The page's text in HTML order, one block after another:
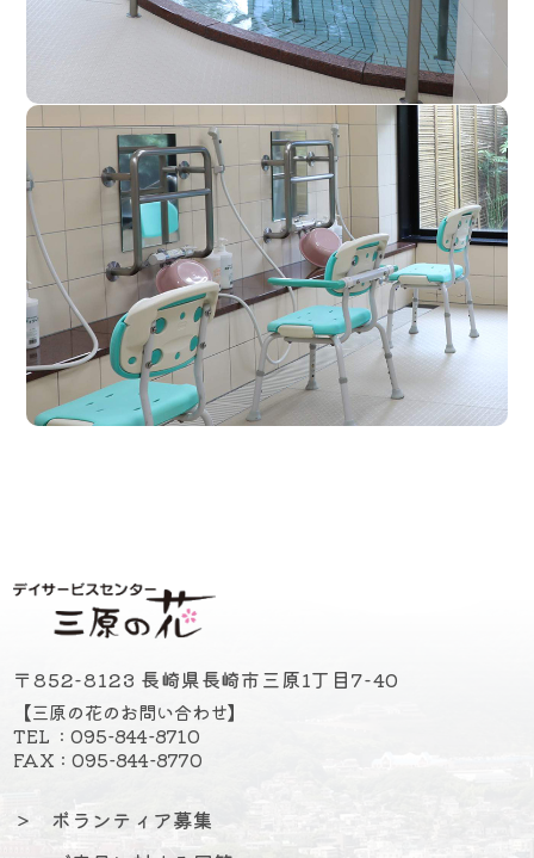
〒852-8123 長崎県長崎市三原1丁目7-40
【三原の花のお問い合わせ】
TEL : 095-844-8710
FAX : 095-844-8770
＞
ボランティア募集